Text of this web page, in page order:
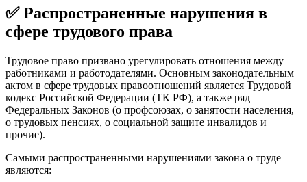
✅ Распространенные нарушения в
сфере трудового права
Трудовое право призвано урегулировать отношения между
работниками и работодателями. Основным законодательным
актом в сфере трудовых правоотношений является Трудовой
кодекс Российской Федерации (ТК РФ), а также ряд
Федеральных Законов (о профсоюзах, о занятости населения,
о трудовых пенсиях, о социальной защите инвалидов и
прочие).
Самыми распространенными нарушениями закона о труде
являются: